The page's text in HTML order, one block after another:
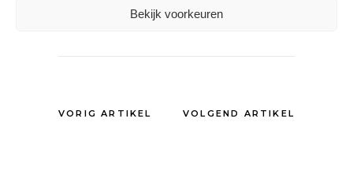
Bekijk voorkeuren
Kinderkledingmerk
VORIG ARTIKEL VOLGEND ARTIKEL